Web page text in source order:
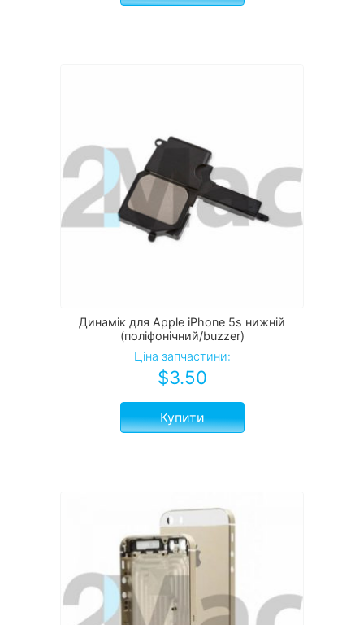
Динамік для Apple iPhone 5s нижній
(поліфонічний/buzzer)
Ціна запчастини:
$3.50
Купити